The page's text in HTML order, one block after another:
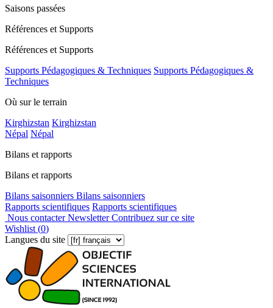
Saisons passées
Références et Supports
Références et Supports
Supports Pédagogiques & Techniques Supports Pédagogiques &
Techniques
Où sur le terrain
Kirghizstan Kirghizstan
Népal Népal
Bilans et rapports
Bilans et rapports
Bilans saisonniers Bilans saisonniers
Rapports scientifiques Rapports scientifiques
Nous contacterNewsletterContribuez sur ce site
Wishlist (0)
Langues du site